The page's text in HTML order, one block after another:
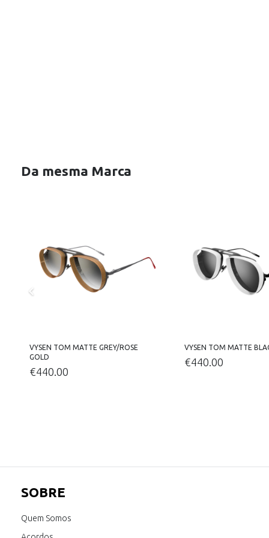
Da mesma Marca
VYSEN TOM MATTE GREY/ROSE
GOLD
€440.00
VYSEN TOM MATTE
€440.00
SOBRE
Quem Somos